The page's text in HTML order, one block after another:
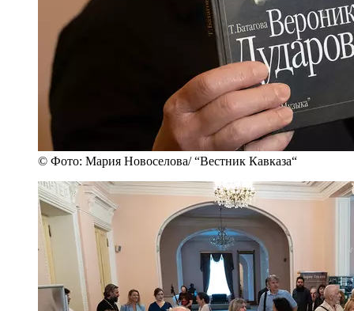
© Фото: Мария Новоселова/ “Вестник Кавказа“